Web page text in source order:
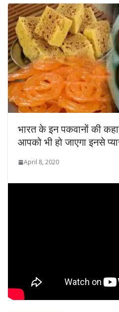
भारत के इन पकवानों की
आपको भी हो जाएगा इनसे
April 8, 2020